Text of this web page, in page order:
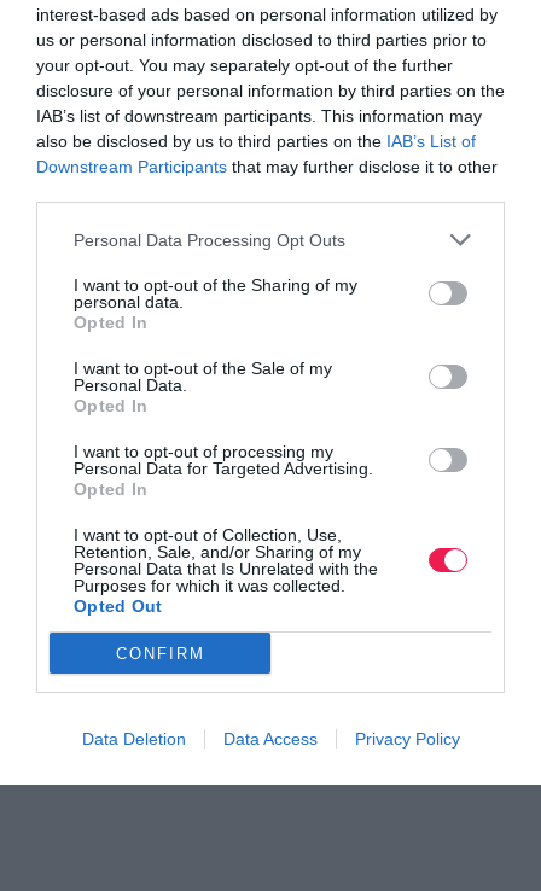
interest-based ads based on personal information utilized by
us or personal information disclosed to third parties prior to
your opt-out. You may separately opt-out of the further
disclosure of your personal information by third parties on the
IAB’s list of downstream participants. This information may
also be disclosed by us to third parties on the IAB’s List of
Downstream Participants that may further disclose it to other
Personal Data Processing Opt Outs
I want to opt-out of the Sharing of my
personal data.
Opted In
I want to opt-out of the Sale of my
Personal Data.
Opted In
I want to opt-out of processing my
Personal Data for Targeted Advertising.
Opted In
I want to opt-out of Collection, Use,
Retention, Sale, and/or Sharing of my
Personal Data that Is Unrelated with the
Purposes for which it was collected.
Opted Out
CONFIRM
Data Deletion Data Access Privacy Policy
Γίνε Συνδρομητής
Βρες το RUNNER!